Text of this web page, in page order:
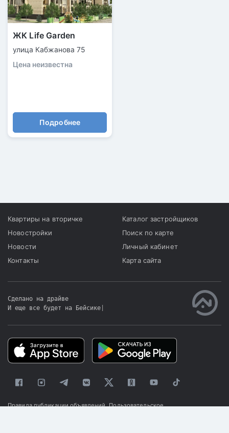
ЖК Life Garden
улица Кабжанова 75
Цена неизвестна
Подробнее
Квартиры на вторичке
Новостройки
Новости
Контакты
Каталог застройщиков
Поиск по карте
Личный кабинет
Карта сайта
Сделано на драйве
И еще все будет на Бейсике
Правила публикации объявлений Пользовательское